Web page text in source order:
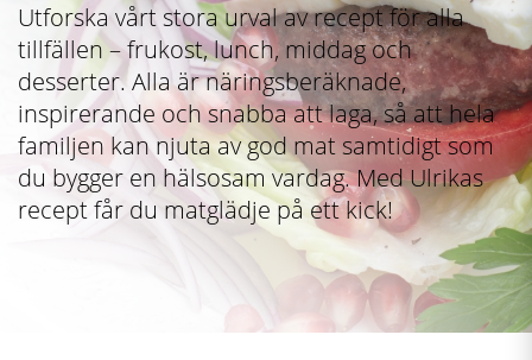
Utforska vårt stora urval av recept för alla
tillfällen – frukost, lunch, middag och
desserter. Alla är näringsberäknade,
inspirerande och snabba att laga, så att hela
familjen kan njuta av god mat samtidigt som
du bygger en hälsosam vardag. Med Ulrikas
recept får du matglädje på ett kick!